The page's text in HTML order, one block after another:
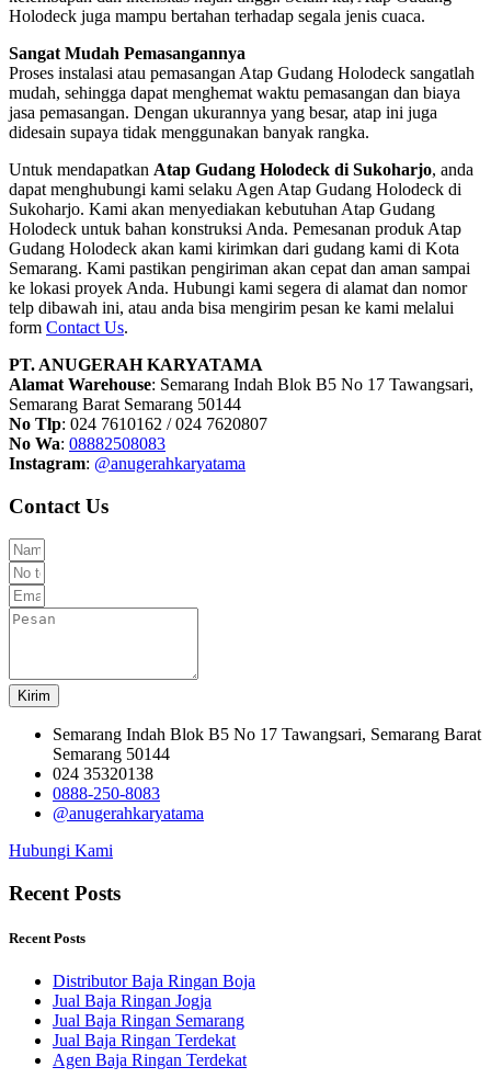
Holodeck juga mampu bertahan terhadap segala jenis cuaca.
Sangat Mudah Pemasangannya
Proses instalasi atau pemasangan Atap Gudang Holodeck sangatlah
mudah, sehingga dapat menghemat waktu pemasangan dan biaya
jasa pemasangan. Dengan ukurannya yang besar, atap ini juga
didesain supaya tidak menggunakan banyak rangka.
Untuk mendapatkan Atap Gudang Holodeck di Sukoharjo, anda
dapat menghubungi kami selaku Agen Atap Gudang Holodeck di
Sukoharjo. Kami akan menyediakan kebutuhan Atap Gudang
Holodeck untuk bahan konstruksi Anda. Pemesanan produk Atap
Gudang Holodeck akan kami kirimkan dari gudang kami di Kota
Semarang. Kami pastikan pengiriman akan cepat dan aman sampai
ke lokasi proyek Anda. Hubungi kami segera di alamat dan nomor
telp dibawah ini, atau anda bisa mengirim pesan ke kami melalui
form Contact Us.
PT. ANUGERAH KARYATAMA
Alamat Warehouse: Semarang Indah Blok B5 No 17 Tawangsari,
Semarang Barat Semarang 50144
No Tlp: 024 7610162 / 024 7620807
No Wa: 08882508083
Instagram: @anugerahkaryatama
Contact Us
Kirim
Semarang Indah Blok B5 No 17 Tawangsari, Semarang Barat
Semarang 50144
024 35320138
0888-250-8083
@anugerahkaryatama
Hubungi Kami
Recent Posts
Recent Posts
Distributor Baja Ringan Boja
Jual Baja Ringan Jogja
Jual Baja Ringan Semarang
Jual Baja Ringan Terdekat
Agen Baja Ringan Terdekat